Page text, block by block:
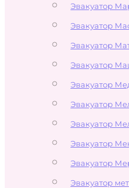
Эвакуатор
Эвакуатор
Эвакуатор
Эвакуатор
Эвакуатор
Эвакуатор
Эвакуатор
Эвакуатор
Эвакуатор
Эвакуатор